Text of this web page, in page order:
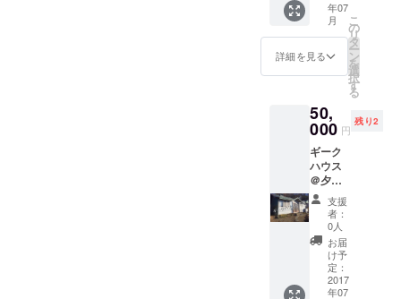
(東京も
しくは
Skype
で1時間
ほど、
時期は
年07
月
詳細を見る
こ
の
リ
タ
ー
ン
を
選
択
す
る
50,
000 円
残り2
ギーク
ハウス
＠夕
張 ３
か月利
用権
（初期
費用込
み）。
家賃1万
円、共
支援
者：
0人
お届
け予
定：
2017
年07